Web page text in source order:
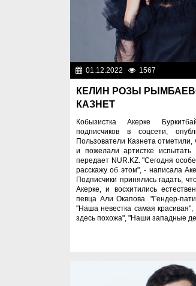
01.12.2022 1567
КЕЛИН РОЗЫ
КАЗНЕТ
Кобызистка Акерке
подписчиков в соцсети,
Пользователи Казнета отметили,
и пожелали артистке испытать
передает NUR.KZ. "Сегодня
расскажу об этом", - написала
Подписчики принялись гадать,
Акерке, и восхитились
певца Али Окапова. "Гендер-
"Наша невестка самая
здесь похожа", "Наши западные